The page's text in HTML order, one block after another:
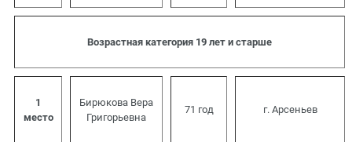
Возрастная категория 19 лет и старше
1
место
Бирюкова Вера
Григорьевна
71 год г. Арсеньев